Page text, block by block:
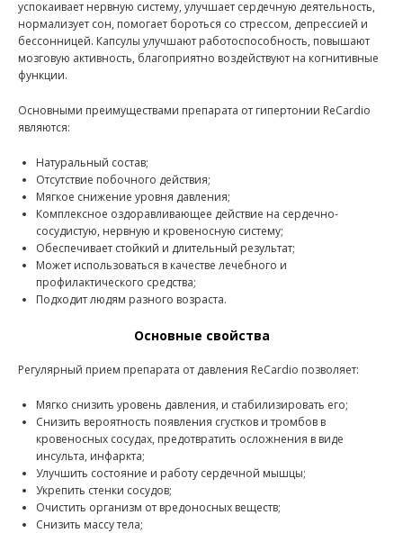
успокаивает нервную систему, улучшает сердечную деятельность,
нормализует сон, помогает бороться со стрессом, депрессией и
бессонницей. Капсулы улучшают работоспособность, повышают
мозговую активность, благоприятно воздействуют на когнитивные
функции.
Основными преимуществами препарата от гипертонии ReCardio
являются:
Натуральный состав;
Отсутствие побочного действия;
Мягкое снижение уровня давления;
Комплексное оздоравливающее действие на сердечно-
сосудистую, нервную и кровеносную систему;
Обеспечивает стойкий и длительный результат;
Может использоваться в качестве лечебного и
профилактического средства;
Подходит людям разного возраста.
Основные свойства
Регулярный прием препарата от давления ReCardio позволяет:
Мягко снизить уровень давления, и стабилизировать его;
Снизить вероятность появления сгустков и тромбов в
кровеносных сосудах, предотвратить осложнения в виде
инсульта, инфаркта;
Улучшить состояние и работу сердечной мышцы;
Укрепить стенки сосудов;
Очистить организм от вредоносных веществ;
Снизить массу тела;